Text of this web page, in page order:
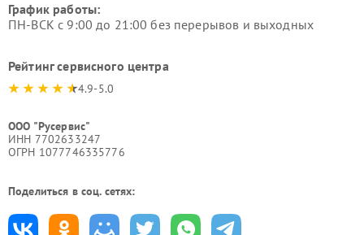
График работы:
ПН-ВСК с 9:00 до 21:00 без перерывов и выходных
Рейтинг сервисного центра
4.9-5.0
ООО "Русервис"
ИНН 7702633247
ОГРН 1077746335776
Поделиться в соц. сетях: